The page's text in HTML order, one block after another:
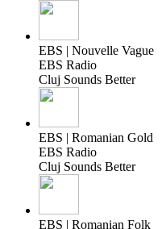
EBS | Nouvelle Vague
EBS Radio
Cluj Sounds Better
EBS | Romanian Gold
EBS Radio
Cluj Sounds Better
EBS | Romanian Folk